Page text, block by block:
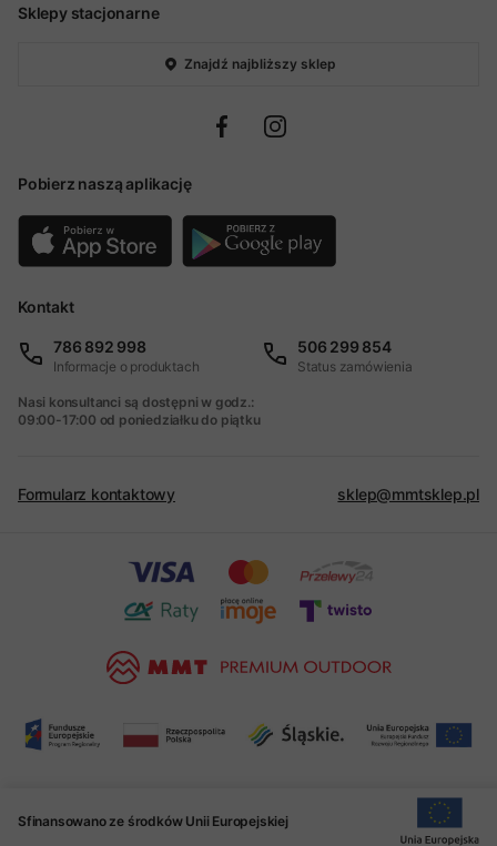
Sklepy stacjonarne
Znajdź najbliższy sklep
Pobierz naszą aplikację
Kontakt
786 892 998
Informacje o produktach
506 299 854
Status zamówienia
Nasi konsultanci są dostępni w godz.:
09:00-17:00 od poniedziałku do piątku
Formularz kontaktowy sklep@mmtsklep.pl
Sfinansowano ze środków Unii Europejskiej